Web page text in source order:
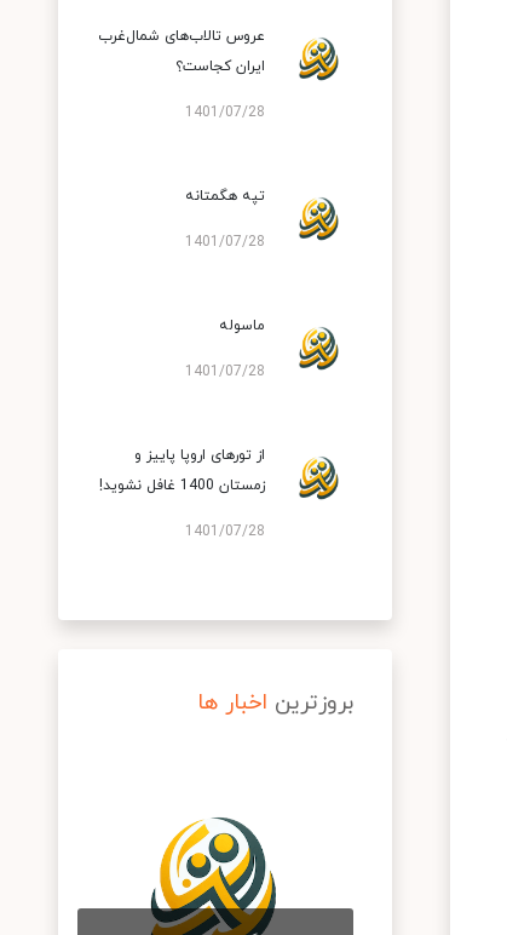
عروس تالاب‌های شمال‌غرب
ایران کجاست؟
1401/07/28
تپه هگمتانه
1401/07/28
ماسوله
1401/07/28
از تورهای اروپا پاییز و
زمستان 1400 غافل نشوید!
1401/07/28
بروزترین اخبار ها